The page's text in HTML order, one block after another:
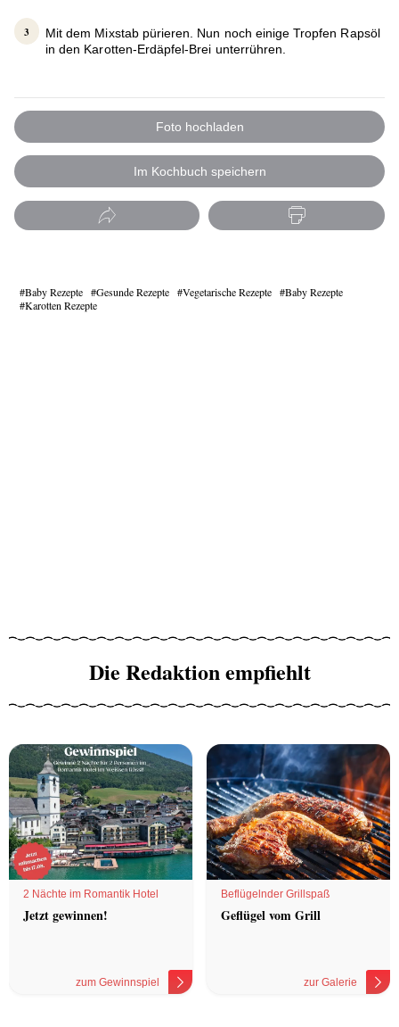
Mit dem Mixstab pürieren. Nun noch einige Tropfen Rapsöl
in den Karotten-Erdäpfel-Brei unterrühren.
Foto hochladen
Im Kochbuch speichern
Baby Rezepte Gesunde Rezepte Vegetarische Rezepte
Baby Rezepte
Karotten Rezepte
Die Redaktion empfiehlt
2 Nächte im Romantik Hotel
Jetzt gewinnen!
zum Gewinnspiel
Beflügelnder Grillspaß
Geflügel vom Grill
zur Galerie